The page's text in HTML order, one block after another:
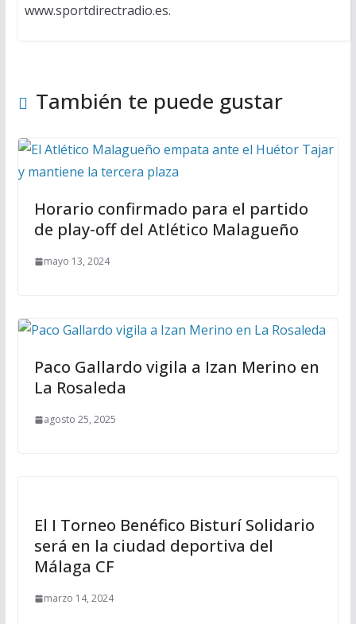
www.sportdirectradio.es.
También te puede gustar
Horario confirmado para el partido
de play-off del Atlético Malagueño
mayo 13, 2024
Paco Gallardo vigila a Izan Merino en
La Rosaleda
agosto 25, 2025
El I Torneo Benéfico Bisturí Solidario
será en la ciudad deportiva del
Málaga CF
marzo 14, 2024